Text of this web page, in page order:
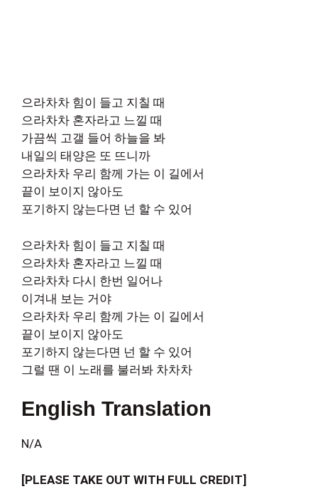
으라차차 힘이 들고 지칠 때
으라차차 혼자라고 느낄 때
가끔씩 고갤 들어 하늘을 봐
내일의 태양은 또 뜨니까
으라차차 우리 함께 가는 이 길에서
끝이 보이지 않아도
포기하지 않는다면 넌 할 수 있어
으라차차 힘이 들고 지칠 때
으라차차 혼자라고 느낄 때
으라차차 다시 한번 일어나
이겨내 보는 거야
으라차차 우리 함께 가는 이 길에서
끝이 보이지 않아도
포기하지 않는다면 넌 할 수 있어
그럴 땐 이 노래를 불러봐 차차차
English Translation
N/A
[PLEASE TAKE OUT WITH FULL CREDIT]